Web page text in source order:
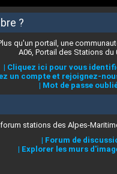
?
qu'un portail, une
A06, Portail des Stations du
| Cliquez ici pour vous
un compte et rejoignez-
| Mot de passe
stations des Alpes-
| Forum de
| Explorer les murs